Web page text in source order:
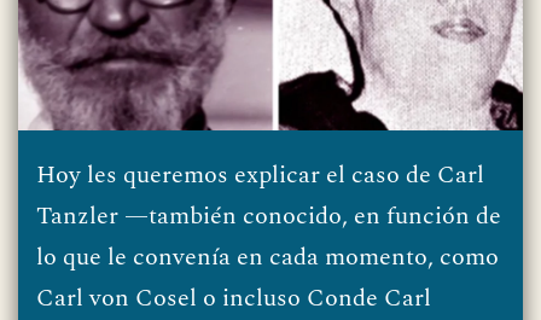
Hoy les queremos explicar el caso de Carl
Tanzler —también conocido, en función de
lo que le convenía en cada momento, como
Carl von Cosel o incluso Conde Carl